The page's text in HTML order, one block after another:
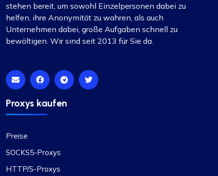
Gute, günstige rotierende Proxys
Proxys, die sich perfekt für SEO-Tools eignen.
erstklassig und immer bereit, bei Fragen zu
helfen. Vielen Dank!
stehen bereit, um sowohl Einzelpersonen dabei zu
helfen, ihre Anonymität zu wahren, als auch
Unternehmen dabei, große Aufgaben schnell zu
bewältigen. Wir sind seit 2013 für Sie da.
Proxys kaufen
Preise
SOCKS5-Proxys
HTTP/S-Proxys